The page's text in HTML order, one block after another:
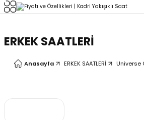
ERKEK SAATLERİ
Anasayfa ERKEK SAATLERİ Universe
Geri Dön
Geri Dön